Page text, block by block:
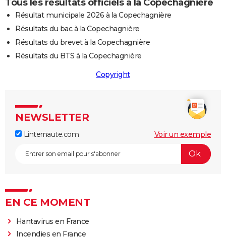
Tous les résultats officiels à la Copechagnière
Résultat municipale 2026 à la Copechagnière
Résultats du bac à la Copechagnière
Résultats du brevet à la Copechagnière
Résultats du BTS à la Copechagnière
Copyright
NEWSLETTER
Linternaute.com Voir un exemple
EN CE MOMENT
Hantavirus en France
Incendies en France